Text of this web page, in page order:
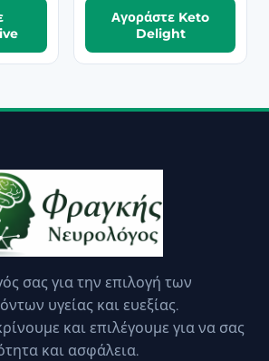
Αγοράστε Keto
Delight
σας για την επιλογή των
υγείας και ευεξίας.
και επιλέγουμε για να σας
και ασφάλεια.